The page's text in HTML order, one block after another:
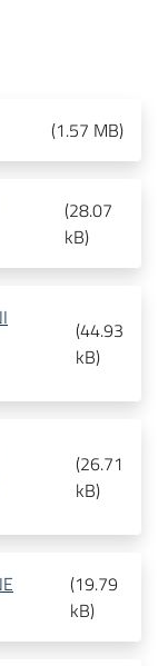
(1.57 MB)
(28.07
kB)
(44.93
kB)
(26.71
kB)
(19.79
kB)